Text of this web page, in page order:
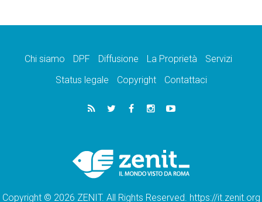
Chi siamo DPF Diffusione La Proprietà
Servizi
Status legale
Copyright Contattaci
Copyright © 2026 ZENIT. All Rights Reserved. https://it.zenit.org